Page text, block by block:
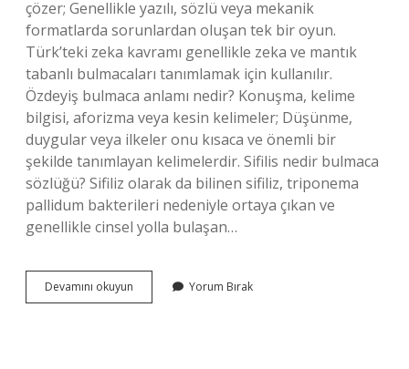
çözer; Genellikle yazılı, sözlü veya mekanik
formatlarda sorunlardan oluşan tek bir oyun.
Türk’teki zeka kavramı genellikle zeka ve mantık
tabanlı bulmacaları tanımlamak için kullanılır.
Özdeyiş bulmaca anlamı nedir? Konuşma, kelime
bilgisi, aforizma veya kesin kelimeler; Düşünme,
duygular veya ilkeler onu kısaca ve önemli bir
şekilde tanımlayan kelimelerdir. Sifilis nedir bulmaca
sözlüğü? Sifiliz olarak da bilinen sifiliz, triponema
pallidum bakterileri nedeniyle ortaya çıkan ve
genellikle cinsel yolla bulaşan…
Devamını okuyun
Ne
Yorum Bırak